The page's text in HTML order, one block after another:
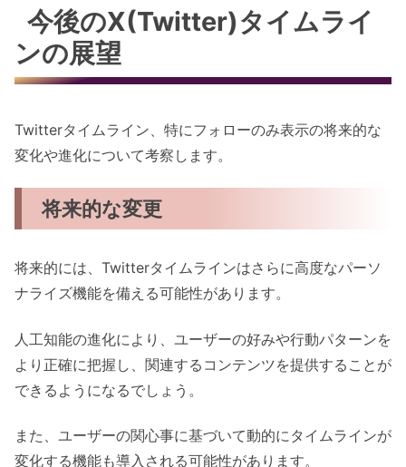
今後のX(Twitter)タイムライ
ンの展望
Twitterタイムライン、特にフォローのみ表示の将来的な
変化や進化について考察します。
将来的な変更
将来的には、Twitterタイムラインはさらに高度なパーソ
ナライズ機能を備える可能性があります。
人工知能の進化により、ユーザーの好みや行動パターンを
より正確に把握し、関連するコンテンツを提供することが
できるようになるでしょう。
また、ユーザーの関心事に基づいて動的にタイムラインが
変化する機能も導入される可能性があります。